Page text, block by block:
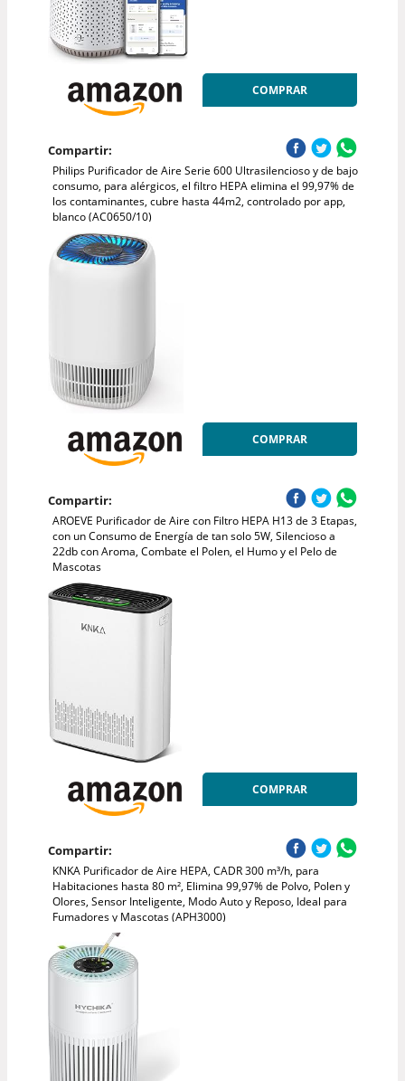
COMPRAR
Compartir:
Philips Purificador de Aire Serie 600 Ultrasilencioso y de bajo
consumo, para alérgicos, el filtro HEPA elimina el 99,97% de
los contaminantes, cubre hasta 44m2, controlado por app,
blanco (AC0650/10)
COMPRAR
Compartir:
AROEVE Purificador de Aire con Filtro HEPA H13 de 3 Etapas,
con un Consumo de Energía de tan solo 5W, Silencioso a
22db con Aroma, Combate el Polen, el Humo y el Pelo de
Mascotas
COMPRAR
Compartir:
KNKA Purificador de Aire HEPA, CADR 300 m³/h, para
Habitaciones hasta 80 m², Elimina 99,97% de Polvo, Polen y
Olores, Sensor Inteligente, Modo Auto y Reposo, Ideal para
Fumadores y Mascotas (APH3000)